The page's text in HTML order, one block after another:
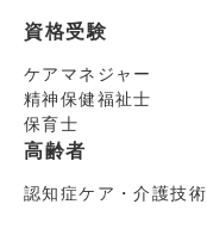
資格受験
ケアマネジャー
精神保健福祉士
保育士
高齢者
認知症ケア・介護技術